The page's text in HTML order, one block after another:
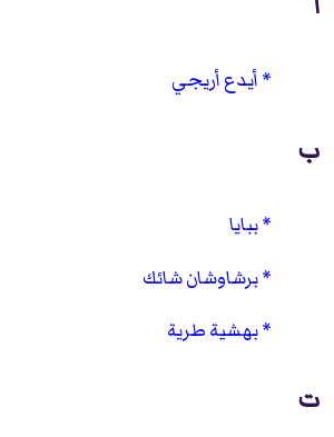
أيدع أريجي
ب
ببايا
برشاوشان شائك
بهشية طرية
ت